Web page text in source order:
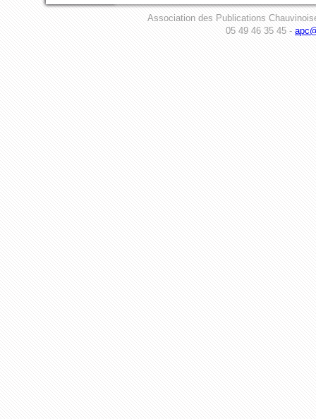
Association des Publications
05 49 46 35 45 -